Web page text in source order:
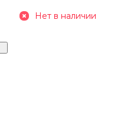
Нет в наличии